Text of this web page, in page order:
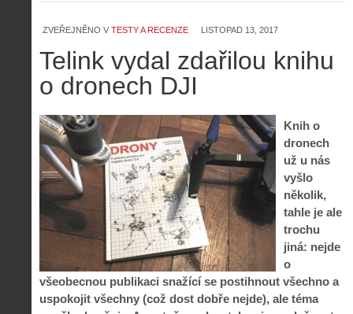
ZVEŘEJNĚNO V TESTY A RECENZE LISTOPAD 13, 2017
Telink vydal zdařilou knihu
o dronech DJI
Knih o
dronech
už u nás
vyšlo
několik,
tahle je ale
trochu
jiná: nejde
o
všeobecnou publikaci snažící se postihnout všechno a
uspokojit všechny (což dost dobře nejde), ale téma